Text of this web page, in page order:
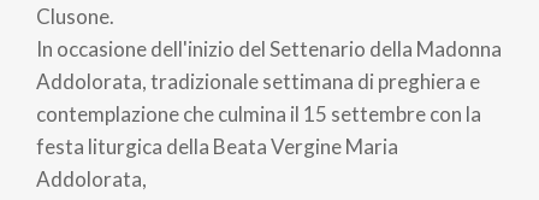
Clusone.
In occasione dell'inizio del Settenario della Madonna
Addolorata, tradizionale settimana di preghiera e
contemplazione che culmina il 15 settembre con la
festa liturgica della Beata Vergine Maria
Addolorata,